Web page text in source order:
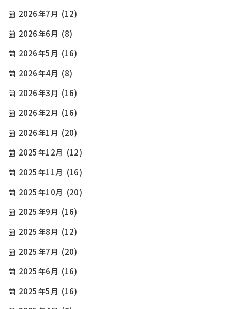
2026年7月 (12)
2026年6月 (8)
2026年5月 (16)
2026年4月 (8)
2026年3月 (16)
2026年2月 (16)
2026年1月 (20)
2025年12月 (12)
2025年11月 (16)
2025年10月 (20)
2025年9月 (16)
2025年8月 (12)
2025年7月 (20)
2025年6月 (16)
2025年5月 (16)